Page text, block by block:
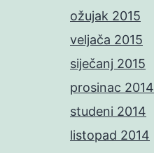
ožujak 2015
veljača 2015
siječanj 2015
prosinac 2014
studeni 2014
listopad 2014